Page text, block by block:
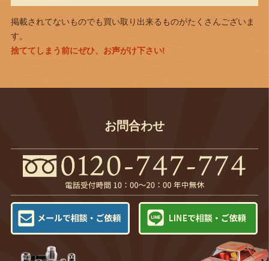
掲載されてないものでも買い取り出来るものがたくさんございま
す。
捨ててしまう前にぜひ、お声がけ下さい!
お問合わせ